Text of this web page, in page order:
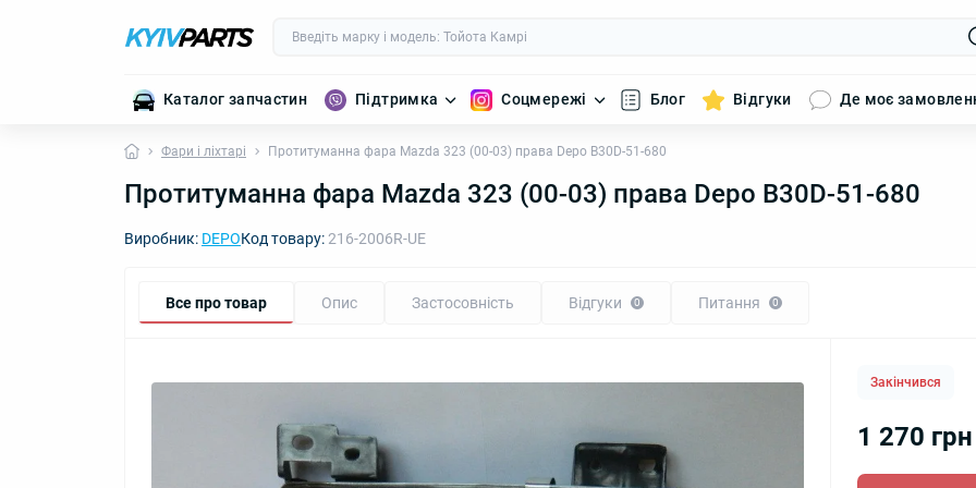
Каталог запчастин Підтримка Соцмережі Блог Відгуки Де моє
Фари і ліхтарі Протитуманна фара Mazda 323 (00-03) права Depo B30D-51-680
Протитуманна фара Mazda 323 (00-03) права Depo B30D-51-680
Виробник: DEPOКод товару:216-2006R-UE
Все про товар Опис Застосовність Відгуки 0 Питання 0
Закінчився
1 270 грн